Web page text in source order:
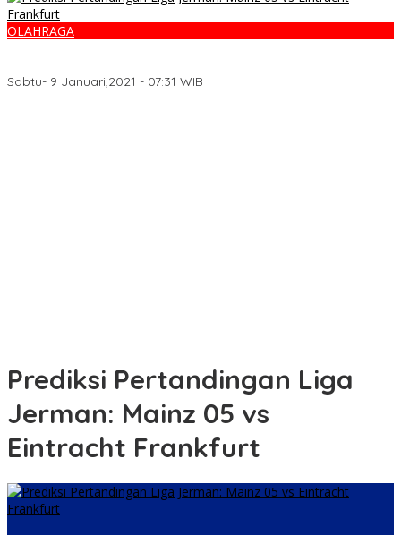
OLAHRAGA
Sabtu- 9 Januari,2021 - 07:31 WIB
Prediksi Pertandingan Liga
Jerman: Mainz 05 vs
Eintracht Frankfurt